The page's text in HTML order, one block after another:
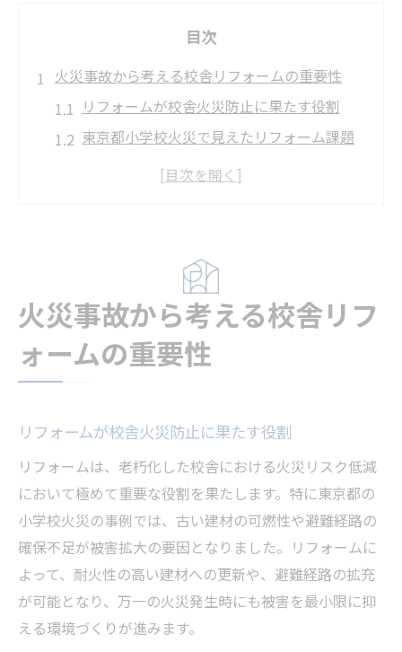
目次
火災事故から考える校舎リフォームの重要性
リフォームが校舎火災防止に果たす役割
東京都小学校火災で見えたリフォーム課題
火災事故から学ぶ校舎リフォームの教訓
老朽校舎の安全対策としてのリフォーム提案
老朽校舎に最適なリフォーム提案の実践
リフォームで学校施設の安全を強化する方
法
安全第一のリフォーム計画の考え方
避難経路改善へリフォームが果たす役割
リフォームで避難経路の安全性を向上させ
る
避難経路改善に必要なリフォームのポイン
ト
火災時の安全な避難を実現するリフォーム
火災事故から考える校舎リフ
ォームの重要性
リフォームが校舎火災防止に果たす役割
リフォームは、老朽化した校舎における火災リスク低減
において極めて重要な役割を果たします。特に東京都の
小学校火災の事例では、古い建材の可燃性や避難経路の
確保不足が被害拡大の要因となりました。リフォームに
よって、耐火性の高い建材への更新や、避難経路の拡充
が可能となり、万一の火災発生時にも被害を最小限に抑
える環境づくりが進みます。